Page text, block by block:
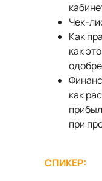
Чек-
Как
как
как
при
СПИКЕР: